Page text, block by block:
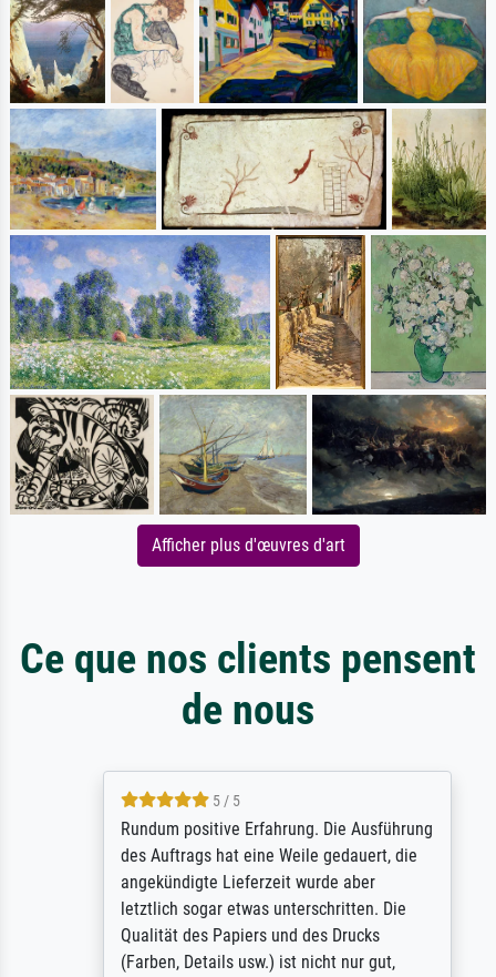
Afficher plus d'œuvres d'art
Ce que nos clients pensent
de nous
5 / 5
Rundum positive Erfahrung. Die Ausführung
des Auftrags hat eine Weile gedauert, die
angekündigte Lieferzeit wurde aber
letztlich sogar etwas unterschritten. Die
Qualität des Papiers und des Drucks
(Farben, Details usw.) ist nicht nur gut,